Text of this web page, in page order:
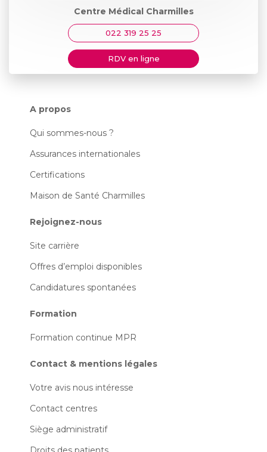
Centre Médical Charmilles
022 319 25 25
RDV en ligne
A propos
Qui sommes-nous ?
Assurances internationales
Certifications
Maison de Santé Charmilles
Rejoignez-nous
Site carrière
Offres d’emploi disponibles
Candidatures spontanées
Formation
Formation continue MPR
Contact & mentions légales
Votre avis nous intéresse
Contact centres
Siège administratif